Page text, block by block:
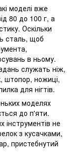
моделі вже
80 до 100 г, а
Оскільки
сталь, щоб
в ньому.
служать ніж,
штопор, ножиці,
для нігтів.
моделях
до п'яти.
інструментів не
з кусачками,
пристебнутий